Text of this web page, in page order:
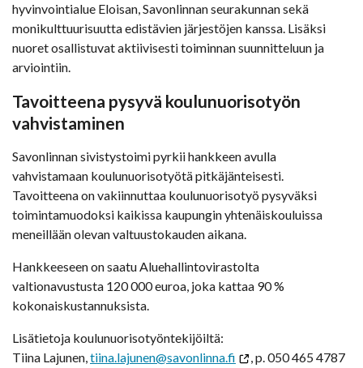
hyvinvointialue Eloisan, Savonlinnan seurakunnan sekä
monikulttuurisuutta edistävien järjestöjen kanssa. Lisäksi
nuoret osallistuvat aktiivisesti toiminnan suunnitteluun ja
arviointiin.
Tavoitteena pysyvä koulunuorisotyön
vahvistaminen
Savonlinnan sivistystoimi pyrkii hankkeen avulla
vahvistamaan koulunuorisotyötä pitkäjänteisesti.
Tavoitteena on vakiinnuttaa koulunuorisotyö pysyväksi
toimintamuodoksi kaikissa kaupungin yhtenäiskouluissa
meneillään olevan valtuustokauden aikana.
Hankkeeseen on saatu Aluehallintovirastolta
valtionavustusta 120 000 euroa, joka kattaa 90 %
kokonaiskustannuksista.
Lisätietoja koulunuorisotyöntekijöiltä:
Tiina Lajunen,tiina.lajunen@savonlinna.fi
, p. 050 465 4787